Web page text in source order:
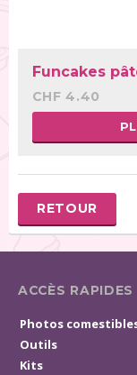
Funcakes
CHF 4.40
RETOUR
ACCÈS RAPIDES
Photos
Outils
Kits